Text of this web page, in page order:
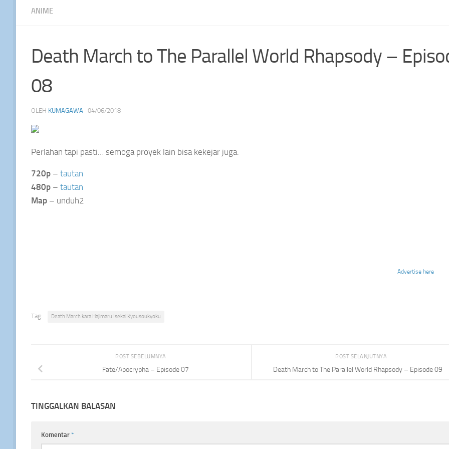
ANIME
Death March to The Parallel World Rhapsody –
08
OLEH KUMAGAWA · 04/06/2018
Perlahan tapi pasti… semoga proyek lain bisa kekejar juga.
720p – tautan
480p – tautan
Map – unduh2
Advertise here
Tag: Death March kara Hajimaru Isekai Kyousoukyoku
POST SELANJUTNYA
Death March to The Parallel World Rhapsody – Episode 09
POST SEBELUMNYA
Fate/Apocrypha – Episode 07
TINGGALKAN BALASAN
Komentar *